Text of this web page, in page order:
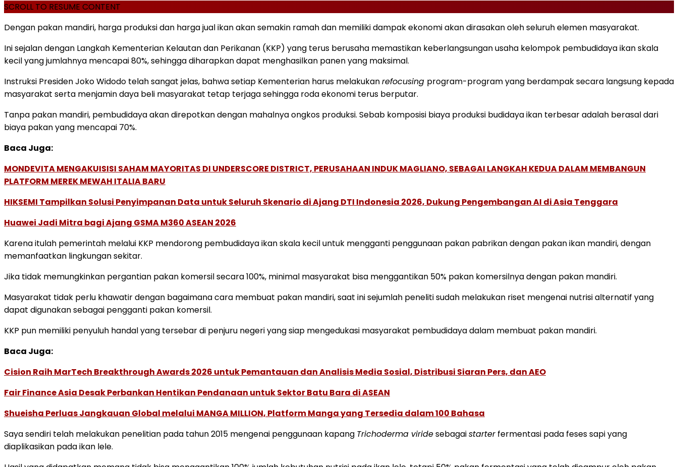
SCROLL TO RESUME CONTENT
Dengan pakan mandiri, harga produksi dan harga jual ikan akan semakin ramah dan memiliki dampak ekonomi akan dirasakan oleh seluruh elemen masyarakat.
Ini sejalan dengan Langkah Kementerian Kelautan dan Perikanan (KKP) yang terus berusaha memastikan keberlangsungan usaha kelompok pembudidaya ikan skala
kecil yang jumlahnya mencapai 80%, sehingga diharapkan dapat menghasilkan panen yang maksimal.
Instruksi Presiden Joko Widodo telah sangat jelas, bahwa setiap Kementerian harus melakukanrefocusing program-program yang berdampak secara langsung kepada
masyarakat serta menjamin daya beli masyarakat tetap terjaga sehingga roda ekonomi terus berputar.
Tanpa pakan mandiri, pembudidaya akan direpotkan dengan mahalnya ongkos produksi. Sebab komposisi biaya produksi budidaya ikan terbesar adalah berasal dari
biaya pakan yang mencapai 70%.
Baca Juga:
MONDEVITA MENGAKUISISI SAHAM MAYORITAS DI UNDERSCORE DISTRICT, PERUSAHAAN INDUK MAGLIANO, SEBAGAI LANGKAH KEDUA DALAM MEMBANGUN
PLATFORM MEREK MEWAH ITALIA BARU
HIKSEMI Tampilkan Solusi Penyimpanan Data untuk Seluruh Skenario di Ajang DTI Indonesia 2026, Dukung Pengembangan AI di Asia Tenggara
Huawei Jadi Mitra bagi Ajang GSMA M360 ASEAN 2026
Karena itulah pemerintah melalui KKP mendorong pembudidaya ikan skala kecil untuk mengganti penggunaan pakan pabrikan dengan pakan ikan mandiri, dengan
memanfaatkan lingkungan sekitar.
Jika tidak memungkinkan pergantian pakan komersil secara 100%, minimal masyarakat bisa menggantikan 50% pakan komersilnya dengan pakan mandiri.
Masyarakat tidak perlu khawatir dengan bagaimana cara membuat pakan mandiri, saat ini sejumlah peneliti sudah melakukan riset mengenai nutrisi alternatif yang
dapat digunakan sebagai pengganti pakan komersil.
KKP pun memiliki penyuluh handal yang tersebar di penjuru negeri yang siap mengedukasi masyarakat pembudidaya dalam membuat pakan mandiri.
Baca Juga:
Cision Raih MarTech Breakthrough Awards 2026 untuk Pemantauan dan Analisis Media Sosial, Distribusi Siaran Pers, dan AEO
Fair Finance Asia Desak Perbankan Hentikan Pendanaan untuk Sektor Batu Bara di ASEAN
Shueisha Perluas Jangkauan Global melalui MANGA MILLION, Platform Manga yang Tersedia dalam 100 Bahasa
Saya sendiri telah melakukan penelitian pada tahun 2015 mengenai penggunaan kapang Trichoderma viridesebagaistarterfermentasi pada feses sapi yang
diaplikasikan pada ikan lele.